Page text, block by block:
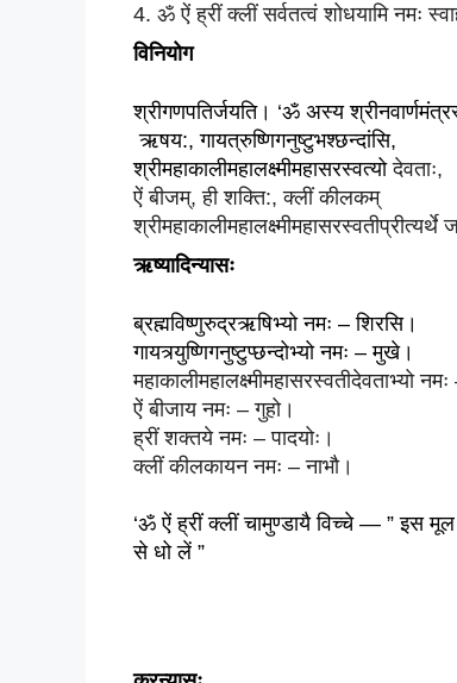
4. ॐ ऐं ह्रीं क्लीं सर्वतत्वं शोधयामि नमः
विनियोग
श्रीगणपतिर्जयति। ‘ॐ अस्य
ऋषय:, गायत्रुष्णिगनुष्टुभश्छन्दांसि,
श्रीमहाकालीमहालक्ष्मीमहासरस्वत्यो देवताः,
ऐं बीजम्, ही शक्ति:, क्लीं कीलकम्
श्रीमहाकालीमहालक्ष्मीमहासरस्वतीप्रीत्यर्थे
ऋष्यादिन्यासः
ब्रह्मविष्णुरुद्रऋषिभ्यो नमः – शिरसि।
गायत्र्युष्णिगनुष्टुप्छन्दोभ्यो नमः – मुखे।
महाकालीमहालक्ष्मीमहासरस्वतीदेवताभ्यो
ऐं बीजाय नमः – गुहो।
ह्रीं शक्तये नमः – पादयोः।
क्लीं कीलकायन नमः – नाभौ।
‘ॐ ऐं ह्रीं क्लीं चामुण्डायै विच्चे — ” इस
से धो लें ”